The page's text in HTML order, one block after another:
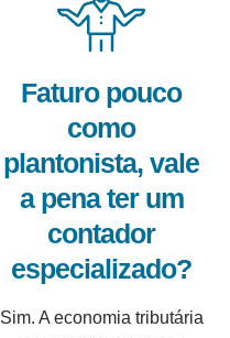
Faturo pouco
como
plantonista, vale
a pena ter um
contador
especializado?
Sim. A economia tributária